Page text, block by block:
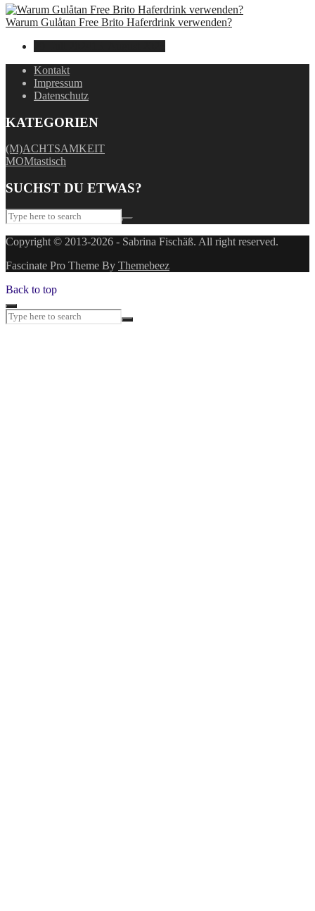
Warum Gulåtan Free Brito Haferdrink verwenden?
Kontakt
Impressum
Datenschutz
KATEGORIEN
(M)ACHTSAMKEIT
MOMtastisch
SUCHST DU ETWAS?
Copyright © 2013-2026 - Sabrina Fischäß. All right reserved.
Fascinate Pro Theme By Themebeez
Back to top